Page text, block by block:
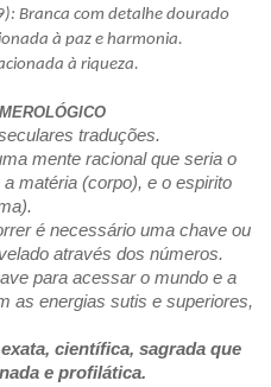
Branca com detalhe dourado
à paz e harmonia.
à riqueza.
traduções.
mente racional que seria o
matéria (corpo), e o espirito
é necessário uma chave ou
através dos números.
para acessar o mundo e a
as energias sutis e superiores,
científica, sagrada que
e profilática.